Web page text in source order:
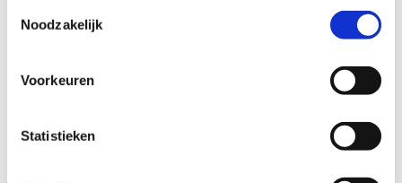
Noodzakelijk
Voorkeuren
Statistieken
Waar het dochtertje een vaste middag in
of in het weekend kan spelen en wat haar
misschien soms ook op kan vangen als
Bij voorkeur in de Olympia-, de Stadion-,
de Valerius- of de Apollobuurt.